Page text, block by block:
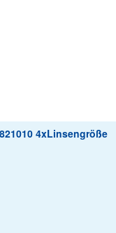
4xLinsengröße